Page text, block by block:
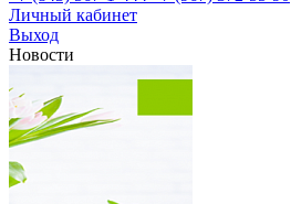
Личный кабинет
Выход
Новости